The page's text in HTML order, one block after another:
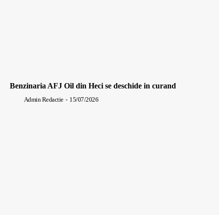
Benzinaria AFJ Oil din Heci se deschide in curand
Admin Redactie - 15/07/2026